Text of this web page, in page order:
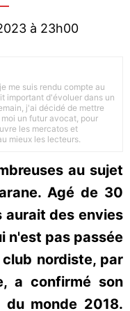
à 23h00
me suis rendu compte au
important d'évoluer dans un
j'ai décidé de mettre
un futur avocat, pour
les mercatos et
mieux les lecteurs.
au sujet
Agé de 30
aurait des envies
n'est pas passée
club nordiste, par
a confirmé son
monde 2018.